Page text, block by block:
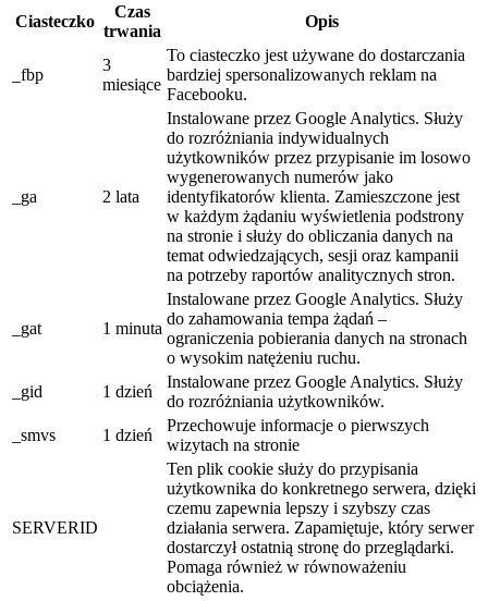
Ciasteczko
Czas
trwania
Opis
_fbp
3
miesiące
To ciasteczko jest używane do dostarczania
bardziej spersonalizowanych reklam na
Facebooku.
_ga 2 lata
Instalowane przez Google Analytics. Służy
do rozróżniania indywidualnych
użytkowników przez przypisanie im losowo
wygenerowanych numerów jako
identyfikatorów klienta. Zamieszczone jest
w każdym żądaniu wyświetlenia podstrony
na stronie i służy do obliczania danych na
temat odwiedzających, sesji oraz kampanii
na potrzeby raportów analitycznych stron.
_gat 1 minuta
Instalowane przez Google Analytics. Służy
do zahamowania tempa żądań –
ograniczenia pobierania danych na stronach
o wysokim natężeniu ruchu.
_gid
1 dzień
Instalowane przez Google Analytics. Służy
do rozróżniania użytkowników.
_smvs
1 dzień
Przechowuje informacje o pierwszych
wizytach na stronie
SERVERID
Ten plik cookie służy do przypisania
użytkownika do konkretnego serwera, dzięki
czemu zapewnia lepszy i szybszy czas
działania serwera. Zapamiętuje, który serwer
dostarczył ostatnią stronę do przeglądarki.
Pomaga również w równoważeniu
obciążenia.